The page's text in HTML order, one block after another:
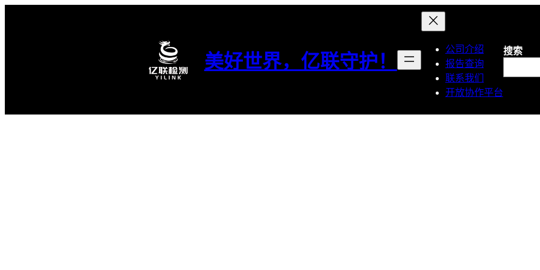
美好世界，亿联守护！
公司介绍
报告查询
联系我们
开放协作平台
搜索